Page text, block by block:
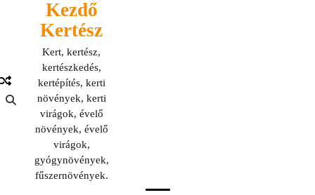
Kezdő
Kertész
Kert, kertész,
kertészkedés,
kertépítés, kerti
növények, kerti
virágok, évelő
növények, évelő
virágok,
gyógynövények,
fűszernövények.